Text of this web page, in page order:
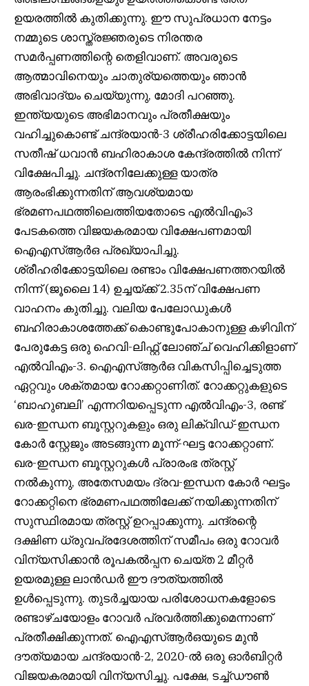
ഉയരത്തിൽ കുതിക്കുന്നു. ഈ സുപ്രധാന നേട്ടം
നമ്മുടെ ശാസ്ത്രജ്ഞരുടെ നിരന്തര
സമർപ്പണത്തിന്റെ തെളിവാണ്. അവരുടെ
ആത്മാവിനെയും ചാതുര്യത്തെയും ഞാൻ
അഭിവാദ്യം ചെയ്യുന്നു, മോദി പറഞ്ഞു.
ഇന്ത്യയുടെ അഭിമാനവും പ്രതീക്ഷയും
വഹിച്ചുകൊണ്ട് ചന്ദ്രയാൻ-3 ശ്രീഹരിക്കോട്ടയിലെ
സതീഷ് ധവാൻ ബഹിരാകാശ കേന്ദ്രത്തിൽ നിന്ന്
വിക്ഷേപിച്ചു. ചന്ദ്രനിലേക്കുള്ള യാത്ര
ആരംഭിക്കുന്നതിന് ആവശ്യമായ
ഭ്രമണപഥത്തിലെത്തിയതോടെ എൽവിഎം3
പേടകത്തെ വിജയകരമായ വിക്ഷേപണമായി
ഐഎസ്ആർഒ പ്രഖ്യാപിച്ചു.
ശ്രീഹരിക്കോട്ടയിലെ രണ്ടാം വിക്ഷേപണത്തറയിൽ
നിന്ന് (ജൂലൈ 14) ഉച്ചയ്ക്ക് 2.35ന് വിക്ഷേപണ
വാഹനം കുതിച്ചു. വലിയ പേലോഡുകൾ
ബഹിരാകാശത്തേക്ക് കൊണ്ടുപോകാനുള്ള കഴിവിന്
പേരുകേട്ട ഒരു ഹെവി-ലിഫ്റ്റ് ലോഞ്ച് വെഹിക്കിളാണ്
എൽവിഎം-3. ഐഎസ്ആർഒ വികസിപ്പിച്ചെടുത്ത
ഏറ്റവും ശക്തമായ റോക്കറ്റാണിത്. റോക്കറ്റുകളുടെ
‘ബാഹുബലി’ എന്നറിയപ്പെടുന്ന എൽവിഎം-3, രണ്ട്
ഖര-ഇന്ധന ബൂസ്റ്ററുകളും ഒരു ലിക്വിഡ്-ഇന്ധന
കോർ സ്റ്റേജും അടങ്ങുന്ന മൂന്ന്-ഘട്ട റോക്കറ്റാണ്.
ഖര-ഇന്ധന ബൂസ്റ്ററുകൾ പ്രാരംഭ ത്രസ്റ്റ്
നൽകുന്നു, അതേസമയം ദ്രവ-ഇന്ധന കോർ ഘട്ടം
റോക്കറ്റിനെ ഭ്രമണപഥത്തിലേക്ക് നയിക്കുന്നതിന്
സുസ്ഥിരമായ ത്രസ്റ്റ് ഉറപ്പാക്കുന്നു. ചന്ദ്രന്റെ
ദക്ഷിണ ധ്രുവപ്രദേശത്തിന് സമീപം ഒരു റോവർ
വിന്യസിക്കാൻ രൂപകൽപ്പന ചെയ്ത 2 മീറ്റർ
ഉയരമുള്ള ലാൻഡർ ഈ ദൗത്യത്തിൽ
ഉൾപ്പെടുന്നു. തുടർച്ചയായ പരിശോധനകളോടെ
രണ്ടാഴ്ചയോളം റോവർ പ്രവർത്തിക്കുമെന്നാണ്
പ്രതീക്ഷിക്കുന്നത്. ഐഎസ്ആർഒയുടെ മുൻ
ദൗത്യമായ ചന്ദ്രയാൻ-2, 2020-ൽ ഒരു ഓർബിറ്റർ
വിജയകരമായി വിന്യസിച്ചു. പക്ഷേ, ടച്ച്ഡൗൺ